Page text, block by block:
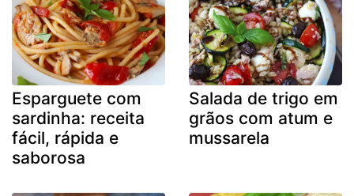
Esparguete com
sardinha: receita
fácil, rápida e
saborosa
Salada de trigo em
grãos com atum e
mussarela